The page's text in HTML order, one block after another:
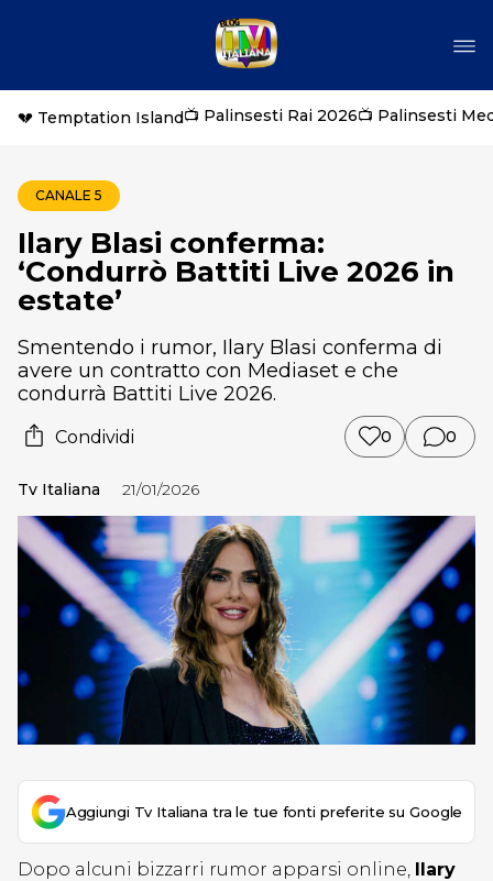
💔 Temptation Island📺 Palinsesti Rai 2026📺 Palinsesti
CANALE 5
Ilary Blasi conferma:
‘Condurrò Battiti Live 2026 in
estate’
Smentendo i rumor, Ilary Blasi conferma di
avere un contratto con Mediaset e che
condurrà Battiti Live 2026.
Condividi 0 0
Tv Italiana 21/01/2026
Aggiungi Tv Italiana tra le tue fonti preferite su Google
Dopo alcuni bizzarri rumor apparsi online, Ilary